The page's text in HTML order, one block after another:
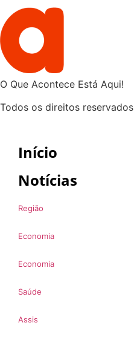
O Que Acontece Está Aqui!
Todos os direitos reservados
Início
Notícias
Região
Economia
Economia
Saúde
Assis